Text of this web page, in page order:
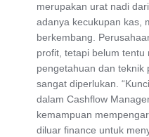
merupakan urat nadi
adanya kecukupan kas,
berkembang.
profit, tetapi belum tentu
pengetahuan dan teknik
sangat diperlukan.
dalam Cashflow
kemampuan
diluar finance untuk